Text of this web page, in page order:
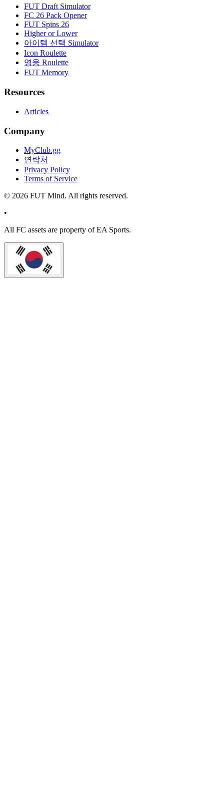
FUT Draft Simulator
FC 26 Pack Opener
FUT Spins 26
Higher or Lower
아이템 선택 Simulator
Icon Roulette
영웅 Roulette
FUT Memory
Resources
Articles
Company
MyClub.gg
연락처
Privacy Policy
Terms of Service
© 2026 FUT Mind. All rights reserved.
•
All FC assets are property of EA Sports.